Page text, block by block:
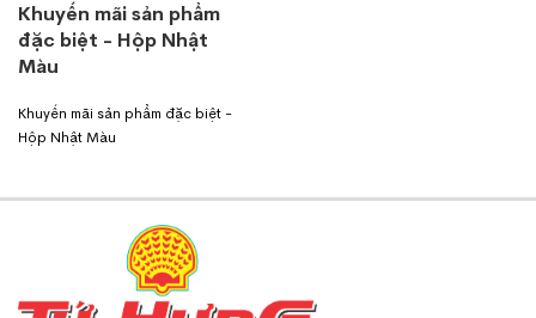
Khuyến mãi sản phẩm
đặc biệt - Hộp Nhật
Màu
Khuyến mãi sản phẩm đặc biệt -
Hộp Nhật Màu